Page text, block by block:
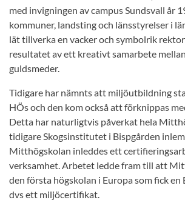
med invigningen av campus Sundsvall år
kommuner, landsting och länsstyrelser i
lät tillverka en vacker och symbolrik
resultatet av ett kreativt samarbete
guldsmeder.
Tidigare har nämnts att miljöutbildning
HÖs och den kom också att förknippas
Detta har naturligtvis påverkat hela
tidigare Skogsinstitutet i Bispgården
Mitthögskolan inleddes ett
verksamhet. Arbetet ledde fram till att
den första högskolan i Europa som fick
dvs ett miljöcertifikat.